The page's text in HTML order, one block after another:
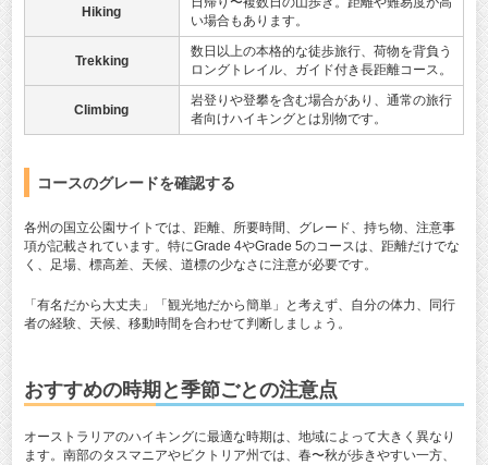
Hiking
い場合もあります。
Trekking
数日以上の本格的な徒歩旅行、荷物を背負う
ロングトレイル、ガイド付き長距離コース。
Climbing
岩登りや登攀を含む場合があり、通常の旅行
者向けハイキングとは別物です。
コースのグレードを確認する
各州の国立公園サイトでは、距離、所要時間、グレード、持ち物、注意事
項が記載されています。特にGrade 4やGrade 5のコースは、距離だけでな
く、足場、標高差、天候、道標の少なさに注意が必要です。
「有名だから大丈夫」「観光地だから簡単」と考えず、自分の体力、同行
者の経験、天候、移動時間を合わせて判断しましょう。
おすすめの時期と季節ごとの注意点
オーストラリアのハイキングに最適な時期は、地域によって大きく異なり
ます。南部のタスマニアやビクトリア州では、春〜秋が歩きやすい一方、